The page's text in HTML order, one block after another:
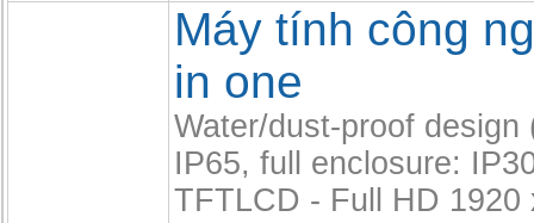
Máy tính công
in one
Water/dust-proof design
IP65, full enclosure:
TFTLCD - Full HD 1920